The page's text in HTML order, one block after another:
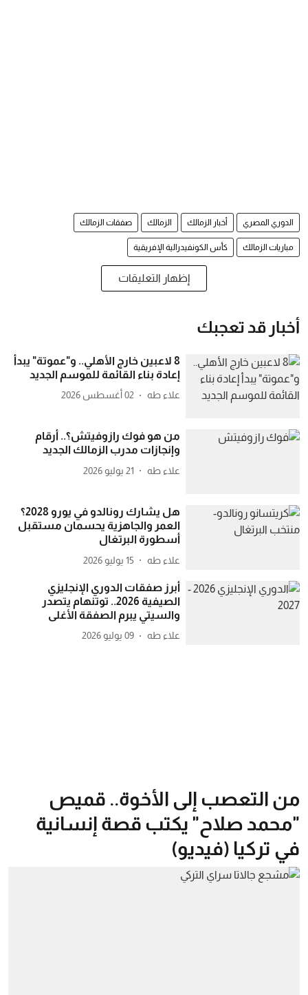
الدوري المصري أخبار الزمالك الزمالك صفقات الزمالك
مباريات الزمالك كأس الكونفيدرالية الإفريقية
إظهار التعليقات
أخبار قد تعجبك
8 لاعبين خارج الأهلي.. و"عموتة" يبدأ
إعادة بناء القائمة للموسم الجديد
علاء طه 02 أغسطس 2026
من هو فوك رازوفيتش؟.. أرقام
وإنجازات مدرب الزمالك الجديد
علاء طه 21 يوليو 2026
هل يشارك رونالدو في يورو 2028؟
العمر والجاهزية يحسمان مستقبل
أسطورة البرتغال
علاء طه 15 يوليو 2026
أبرز صفقات الدوري الإنجليزي
الصيفية 2026.. توتنهام يتصدر
والسيتي يبرم الصفقة الأغلى
علاء طه 09 يوليو 2026
من التعصب إلى الأخوة.. قميص
"محمد صلاح" يكتب قصة إنسانية
في تركيا (فيديو)